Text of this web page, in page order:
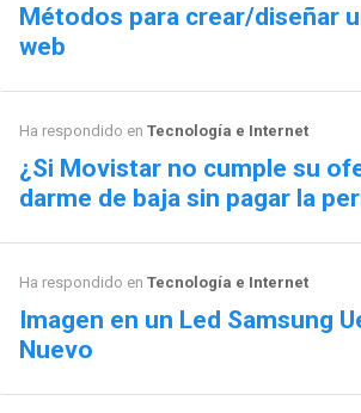
Métodos para crear/diseñar
web
Ha respondido en Tecnología e Internet
¿Si Movistar no cumple su
darme de baja sin pagar la
Ha respondido en Tecnología e Internet
Imagen en un Led Samsung
Nuevo